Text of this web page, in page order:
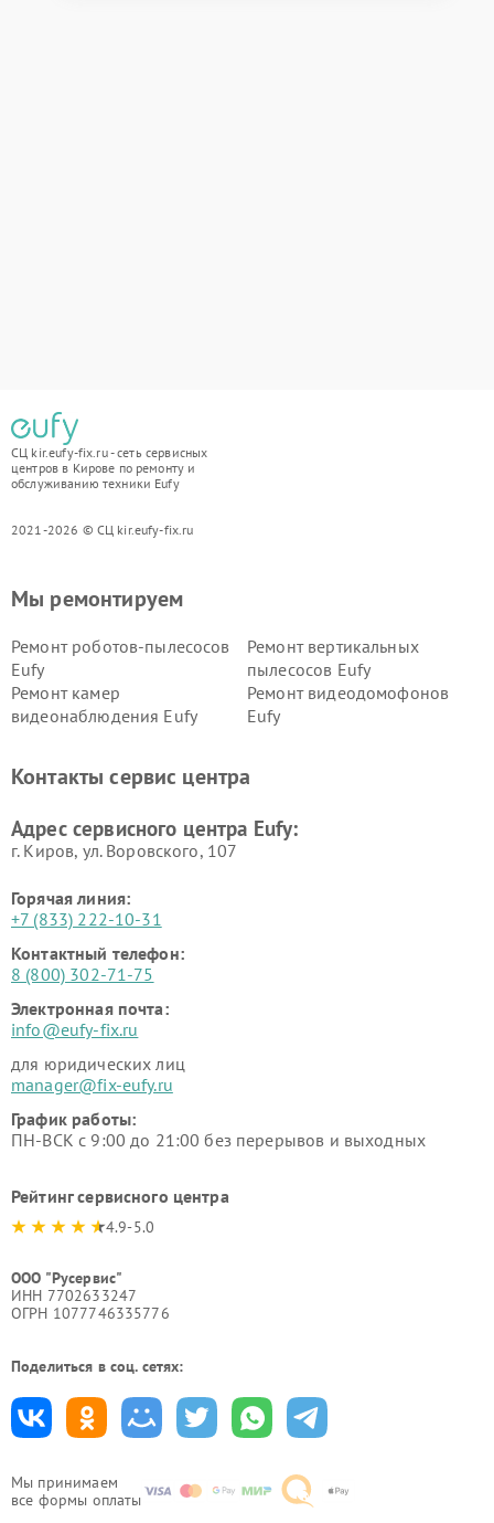
СЦ kir.eufy-fix.ru - сеть сервисных
центров в Кирове по ремонту и
обслуживанию техники Eufy
2021-2026 © СЦ kir.eufy-fix.ru
Мы принимаем
все формы оплаты
Мы ремонтируем
Ремонт роботов-пылесосов
Eufy
Ремонт вертикальных
пылесосов Eufy
Ремонт камер
видеонаблюдения Eufy
Ремонт видеодомофонов
Eufy
Контакты сервис центра
Адрес сервисного центра Eufy:
г. Киров, ул. Воровского, 107
Горячая линия:
+7 (833) 222-10-31
Контактный телефон:
8 (800) 302-71-75
Электронная почта:
info@eufy-fix.ru
для юридических лиц
manager@fix-eufy.ru
График работы:
ПН-ВСК с 9:00 до 21:00 без перерывов и выходных
Рейтинг сервисного центра
4.9-5.0
ООО "Русервис"
ИНН 7702633247
ОГРН 1077746335776
Поделиться в соц. сетях: